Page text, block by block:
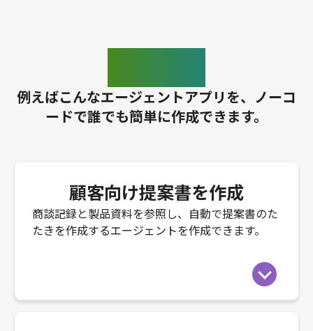
例えばこんなエージェントアプリを、ノーコ
ードで誰でも簡単に作成できます。
顧客向け提案書を作成
商談記録と製品資料を参照し、自動で提案書のた
たきを作成するエージェントを作成できます。